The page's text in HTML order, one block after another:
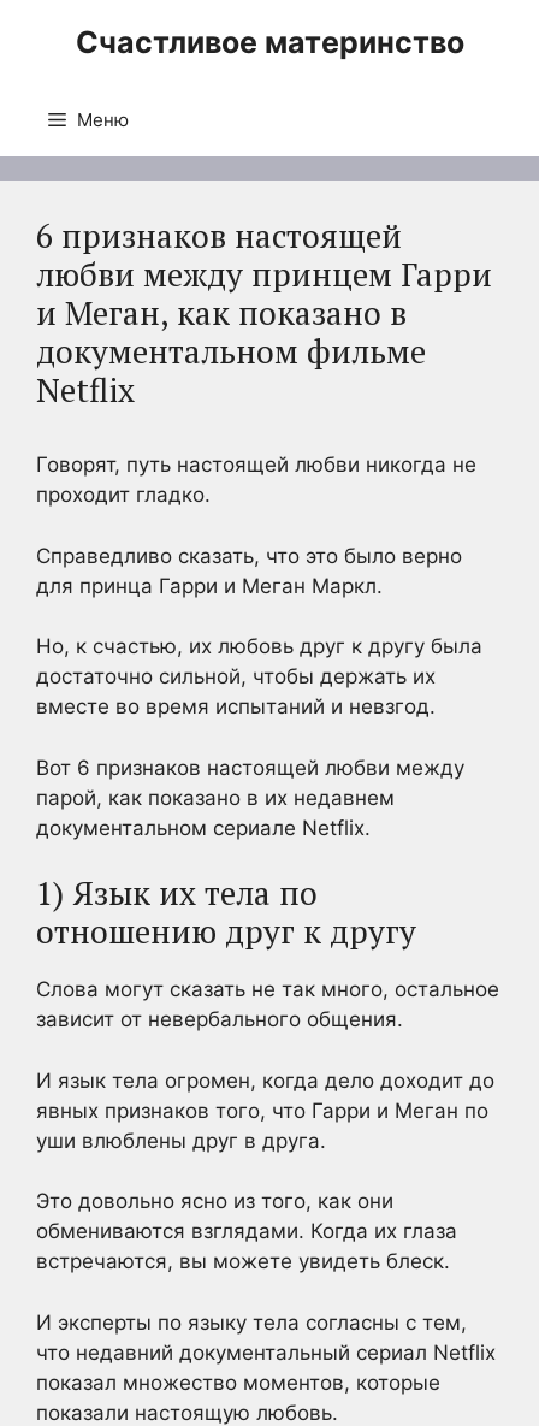
Счастливое материнство
Меню
6 признаков настоящей
любви между принцем Гарри
и Меган, как показано в
документальном фильме
Netflix
Говорят, путь настоящей любви никогда не
проходит гладко.
Справедливо сказать, что это было верно
для принца Гарри и Меган Маркл.
Но, к счастью, их любовь друг к другу была
достаточно сильной, чтобы держать их
вместе во время испытаний и невзгод.
Вот 6 признаков настоящей любви между
парой, как показано в их недавнем
документальном сериале Netflix.
1) Язык их тела по
отношению друг к другу
Слова могут сказать не так много, остальное
зависит от невербального общения.
И язык тела огромен, когда дело доходит до
явных признаков того, что Гарри и Меган по
уши влюблены друг в друга.
Это довольно ясно из того, как они
обмениваются взглядами. Когда их глаза
встречаются, вы можете увидеть блеск.
И эксперты по языку тела согласны с тем,
что недавний документальный сериал Netflix
показал множество моментов, которые
показали настоящую любовь.